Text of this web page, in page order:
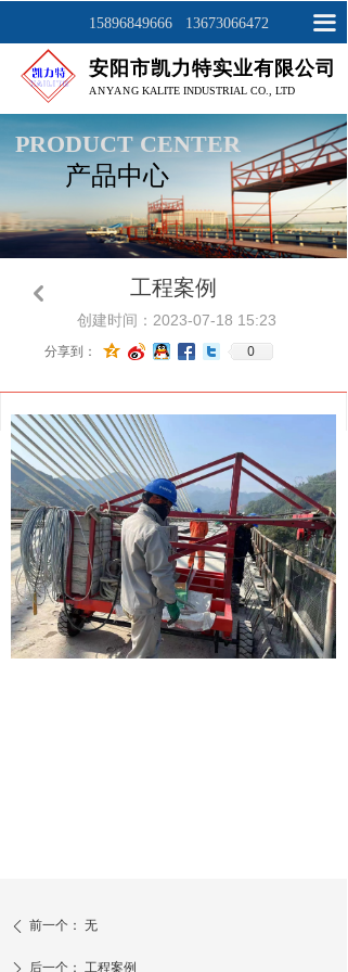
安阳市凯力特实业有限公司
ANYANG KALITE INDUSTRIAL CO., LTD
15896849666 13673066472 끀
关于我们
产品展示
工程案例
新闻资讯
工程案例
创建时间： 2023-07-18 15:23
分享到： 0
낒
ꄴ 前一个： 无
ꄲ 后一个： 工程案例
产品中心
PRODUCT CENTER